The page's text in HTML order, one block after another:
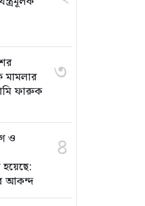
মামলার
ফারুক
৩
ও
আকন্দ
৪